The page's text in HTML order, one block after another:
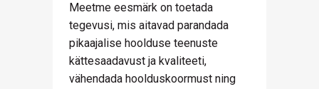
Meetme eesmärk on toetada
tegevusi, mis aitavad parandada
pikaajalise hoolduse teenuste
kättesaadavust ja kvaliteeti,
vähendada hoolduskoormust ning